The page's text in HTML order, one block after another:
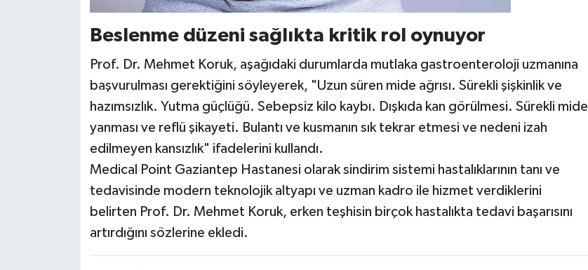
Beslenme düzeni sağlıkta kritik rol oynuyor
Prof. Dr. Mehmet Koruk, aşağıdaki durumlarda mutlaka gastroenteroloji uzmanına
başvurulması gerektiğini söyleyerek, "Uzun süren mide ağrısı. Sürekli şişkinlik ve
hazımsızlık. Yutma güçlüğü. Sebepsiz kilo kaybı. Dışkıda kan görülmesi. Sürekli mide
yanması ve reflü şikayeti. Bulantı ve kusmanın sık tekrar etmesi ve nedeni izah
edilmeyen kansızlık" ifadelerini kullandı.
Medical Point Gaziantep Hastanesi olarak sindirim sistemi hastalıklarının tanı ve
tedavisinde modern teknolojik altyapı ve uzman kadro ile hizmet verdiklerini
belirten Prof. Dr. Mehmet Koruk, erken teşhisin birçok hastalıkta tedavi başarısını
artırdığını sözlerine ekledi.